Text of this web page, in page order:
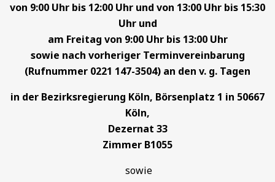
von 9:00 Uhr bis 12:00 Uhr und von 13:00 Uhr bis 15:30
Uhr und
am Freitag von 9:00 Uhr bis 13:00 Uhr
sowie nach vorheriger Terminvereinbarung
(Rufnummer 0221 147-3504) an den v. g. Tagen
in der Bezirksregierung Köln, Börsenplatz 1 in 50667
Köln,
Dezernat 33
Zimmer B1055
sowie